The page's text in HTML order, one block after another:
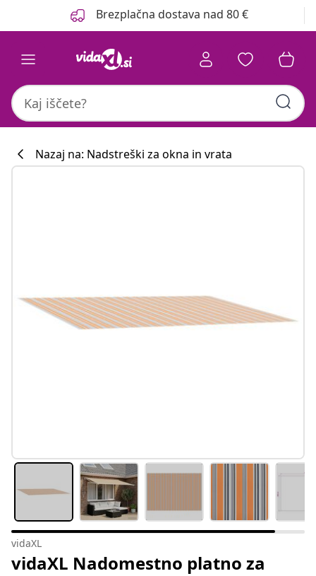
Brezplačna dostava nad 80 €
Nazaj na: Nadstreški za okna in vrata
vidaXL
vidaXL Nadomestno platno za